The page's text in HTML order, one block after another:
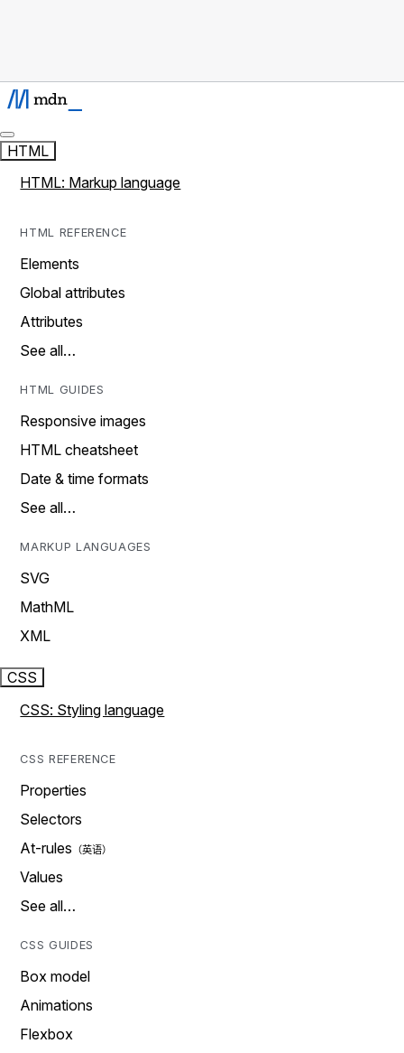
HTML
HTML: Markup language
HTML REFERENCE
Elements
Global attributes
Attributes
See all…
HTML GUIDES
Responsive images
HTML cheatsheet
Date & time formats
See all…
MARKUP LANGUAGES
SVG
MathML
XML
CSS
CSS: Styling language
CSS REFERENCE
Properties
Selectors
At-rules
Values
See all…
CSS GUIDES
Box model
Animations
Flexbox